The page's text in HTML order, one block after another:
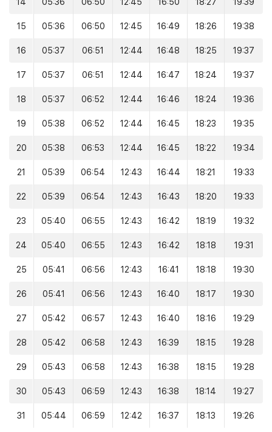
15 05:36 06:50 12:45 16:49 18:26 19:38
16 05:37 06:51 12:44 16:48 18:25 19:37
17 05:37 06:51 12:44 16:47 18:24 19:37
18 05:37 06:52 12:44 16:46 18:24 19:36
19 05:38 06:52 12:44 16:45 18:23 19:35
20 05:38 06:53 12:44 16:45 18:22 19:34
21 05:39 06:54 12:43 16:44 18:21 19:33
22 05:39 06:54 12:43 16:43 18:20 19:33
23 05:40 06:55 12:43 16:42 18:19 19:32
24 05:40 06:55 12:43 16:42 18:18 19:31
25 05:41 06:56 12:43 16:41 18:18 19:30
26 05:41 06:56 12:43 16:40 18:17 19:30
27 05:42 06:57 12:43 16:40 18:16 19:29
28 05:42 06:58 12:43 16:39 18:15 19:28
29 05:43 06:58 12:43 16:38 18:15 19:28
30 05:43 06:59 12:43 16:38 18:14 19:27
31 05:44 06:59 12:42 16:37 18:13 19:26